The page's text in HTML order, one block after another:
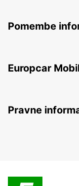
Pomembe
Europcar
Pravne